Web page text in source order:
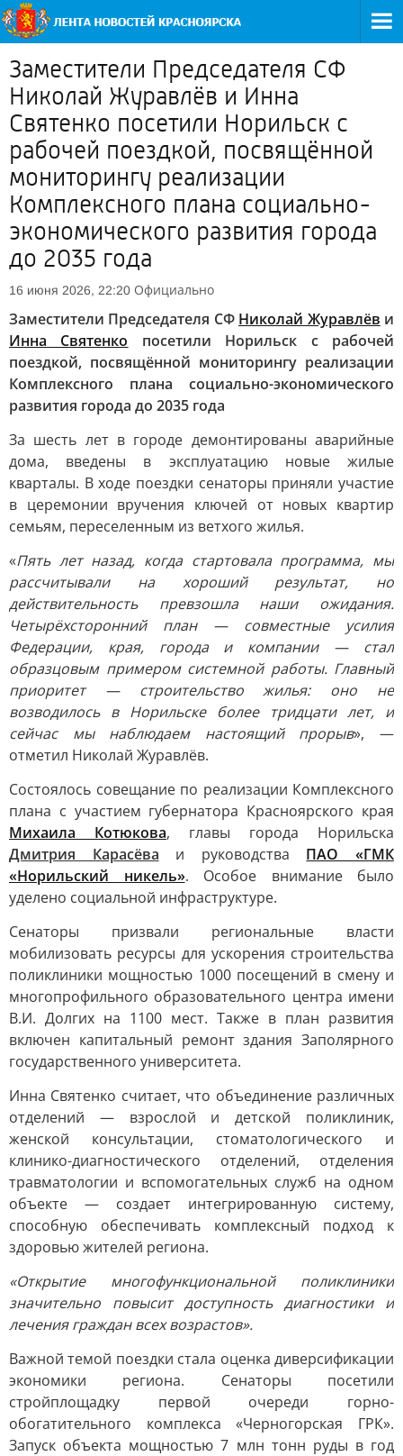
Заместители Председателя СФ
Николай Журавлёв и Инна
Святенко посетили Норильск с
рабочей поездкой, посвящённой
мониторингу реализации
Комплексного плана социально-
экономического развития города
до 2035 года
16 июня 2026, 22:20 Официально
Заместители Председателя СФ Николай Журавлёв и
Инна Святенко посетили Норильск с рабочей
поездкой, посвящённой мониторингу реализации
Комплексного плана социально-экономического
развития города до 2035 года
За шесть лет в городе демонтированы аварийные
дома, введены в эксплуатацию новые жилые
кварталы. В ходе поездки сенаторы приняли участие
в церемонии вручения ключей от новых квартир
семьям, переселенным из ветхого жилья.
«Пять лет назад, когда стартовала программа, мы
рассчитывали на хороший результат, но
действительность превзошла наши ожидания.
Четырёхсторонний план — совместные усилия
Федерации, края, города и компании — стал
образцовым примером системной работы. Главный
приоритет — строительство жилья: оно не
возводилось в Норильске более тридцати лет, и
сейчас мы наблюдаем настоящий прорыв», —
отметил Николай Журавлёв.
Состоялось совещание по реализации Комплексного
плана с участием губернатора Красноярского края
Михаила Котюкова, главы города Норильска
Дмитрия Карасёва и руководства ПАО «ГМК
«Норильский никель». Особое внимание было
уделено социальной инфраструктуре.
Сенаторы призвали региональные власти
мобилизовать ресурсы для ускорения строительства
поликлиники мощностью 1000 посещений в смену и
многопрофильного образовательного центра имени
В.И. Долгих на 1100 мест. Также в план развития
включен капитальный ремонт здания Заполярного
государственного университета.
Инна Святенко считает, что объединение различных
отделений — взрослой и детской поликлиник,
женской консультации, стоматологического и
клинико-диагностического отделений, отделения
травматологии и вспомогательных служб на одном
объекте — создает интегрированную систему,
способную обеспечивать комплексный подход к
здоровью жителей региона.
«Открытие многофункциональной поликлиники
значительно повысит доступность диагностики и
лечения граждан всех возрастов».
Важной темой поездки стала оценка диверсификации
экономики региона. Сенаторы посетили
стройплощадку первой очереди горно-
обогатительного комплекса «Черногорская ГРК».
Запуск объекта мощностью 7 млн тонн руды в год